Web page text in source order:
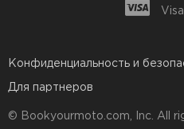
Конфиденциальность и
Для партнеров
© Bookyourmoto.com, Inc. All